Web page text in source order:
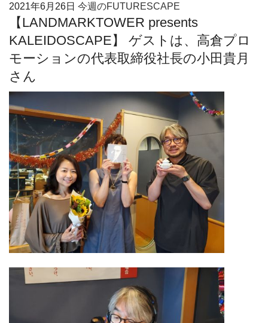
2021年6月26日 今週のFUTURESCAPE
【LANDMARKTOWER presents
KALEIDOSCAPE】 ゲストは、高倉プロ
モーションの代表取締役社長の小田貴月
さん